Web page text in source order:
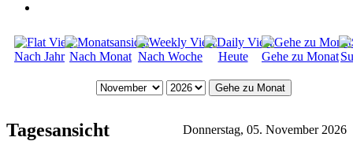
Nach Jahr Nach Monat Nach Woche Heute Gehe zu Monat
Gehe zu Monat
Tagesansicht Donnerstag, 05. November 2026